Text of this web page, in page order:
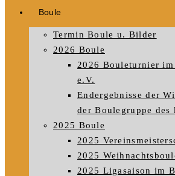
Boule
Termin Boule u. Bilder
2026 Boule
2026 Bouleturnier
e.V.
Endergebnisse der
der Boulegruppe des
2025 Boule
2025
2025
2025 Ligasaison im